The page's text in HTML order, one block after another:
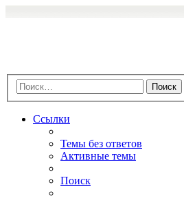
Поиск
Ссылки
Темы без ответов
Активные темы
Поиск